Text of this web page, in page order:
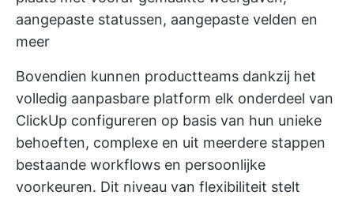
aangepaste statussen, aangepaste velden en
meer
Bovendien kunnen productteams dankzij het
volledig aanpasbare platform elk onderdeel van
ClickUp configureren op basis van hun unieke
behoeften, complexe en uit meerdere stappen
bestaande workflows en persoonlijke
voorkeuren. Dit niveau van flexibiliteit stelt